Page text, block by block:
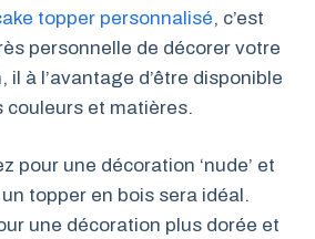
topper personnalisé, c’est
personnelle de décorer votre
il à l’avantage d’être disponible
couleurs et matières.
pour une décoration ‘nude’ et
topper en bois sera idéal.
une décoration plus dorée et